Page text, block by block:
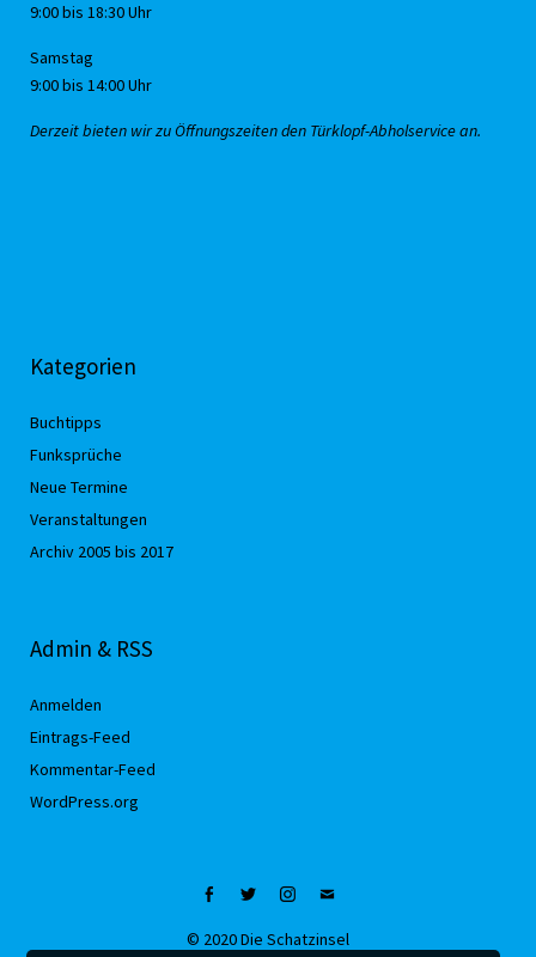
9:00 bis 18:30 Uhr
Samstag
9:00 bis 14:00 Uhr
Derzeit bieten wir zu Öffnungszeiten den Türklopf-Abholservice an.
Kategorien
Buchtipps
Funksprüche
Neue Termine
Veranstaltungen
Archiv 2005 bis 2017
Admin & RSS
Anmelden
Eintrags-Feed
Kommentar-Feed
WordPress.org
Facebook
TwitterInstagram
Mail
© 2020 Die Schatzinsel